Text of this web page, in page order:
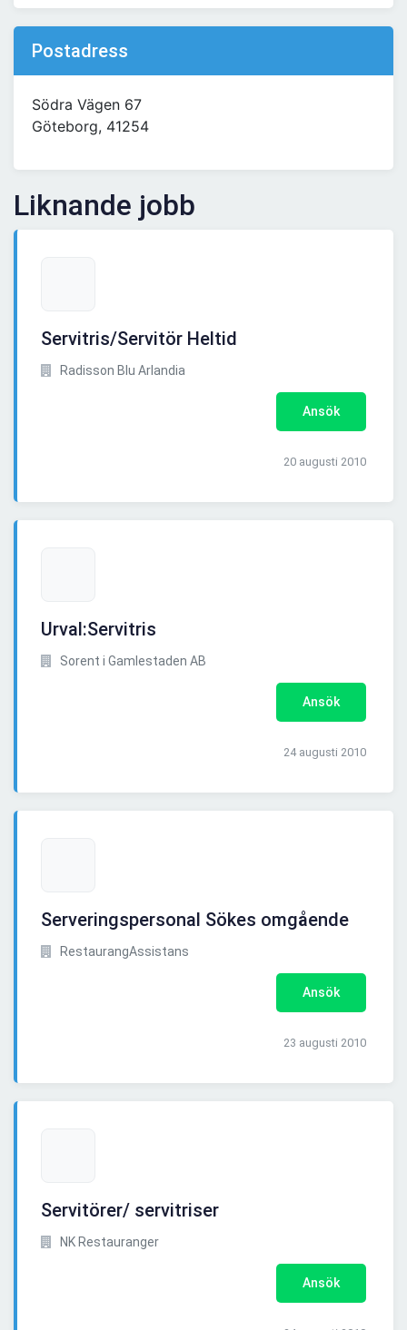
Postadress
Södra Vägen 67
Göteborg, 41254
Liknande jobb
Servitris/Servitör Heltid
Radisson Blu Arlandia
Ansök
20 augusti 2010
Urval:Servitris
Sorent i Gamlestaden AB
Ansök
24 augusti 2010
Serveringspersonal Sökes omgående
RestaurangAssistans
Ansök
23 augusti 2010
Servitörer/ servitriser
NK Restauranger
Ansök